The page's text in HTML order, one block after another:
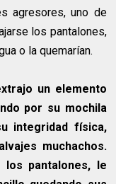
agresores, uno de
los pantalones,
o la quemarían.
un elemento
por su mochila
integridad física,
muchachos.
pantalones, le